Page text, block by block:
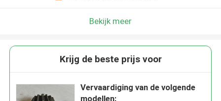
Bekijk meer
Krijg de beste prijs voor
Vervaardiging van de volgende
modellen: